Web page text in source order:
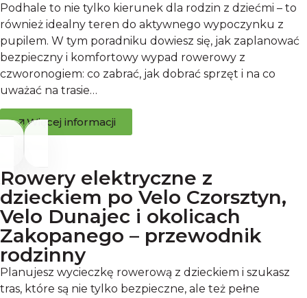
Podhale to nie tylko kierunek dla rodzin z dziećmi – to
również idealny teren do aktywnego wypoczynku z
pupilem. W tym poradniku dowiesz się, jak zaplanować
bezpieczny i komfortowy wypad rowerowy z
czworonogiem: co zabrać, jak dobrać sprzęt i na co
uważać na trasie…
Więcej informacji
Rowery elektryczne z
dzieckiem po Velo Czorsztyn,
Velo Dunajec i okolicach
Zakopanego – przewodnik
rodzinny
Planujesz wycieczkę rowerową z dzieckiem i szukasz
tras, które są nie tylko bezpieczne, ale też pełne